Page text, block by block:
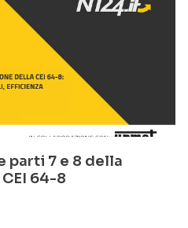
parti 7 e 8 della
64-8